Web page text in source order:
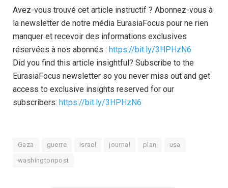
Avez-vous trouvé cet article instructif ? Abonnez-vous à
la newsletter de notre média EurasiaFocus pour ne rien
manquer et recevoir des informations exclusives
réservées à nos abonnés : https://bit.ly/3HPHzN6
Did you find this article insightful? Subscribe to the
EurasiaFocus newsletter so you never miss out and get
access to exclusive insights reserved for our
subscribers: https://bit.ly/3HPHzN6
Gaza guerre israel journal plan usa
washingtonpost